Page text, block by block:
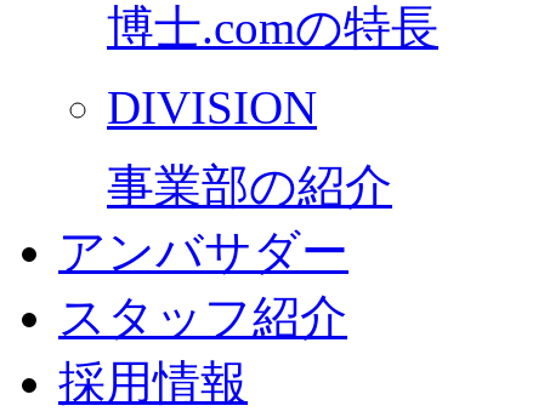
博士.comの特長
DIVISION
事業部の紹介
アンバサダー
スタッフ紹介
採用情報